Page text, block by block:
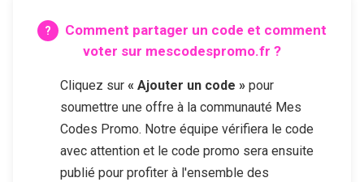
Comment partager un code et comment
voter sur mescodespromo.fr ?
Cliquez sur « Ajouter un code » pour
soumettre une offre à la communauté Mes
Codes Promo. Notre équipe vérifiera le code
avec attention et le code promo sera ensuite
publié pour profiter à l'ensemble des